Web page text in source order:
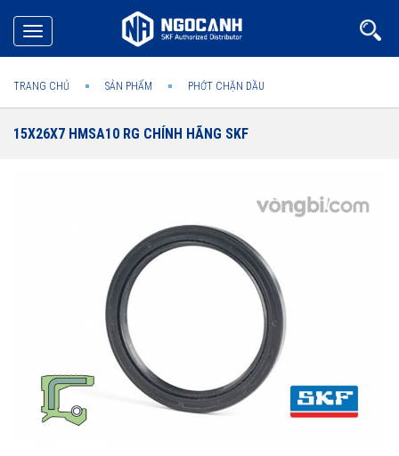
Toggle
navigation
TRANG CHỦ SẢN PHẨM PHỚT CHẶN DẦU
15X26X7 HMSA10 RG CHÍNH HÃNG SKF